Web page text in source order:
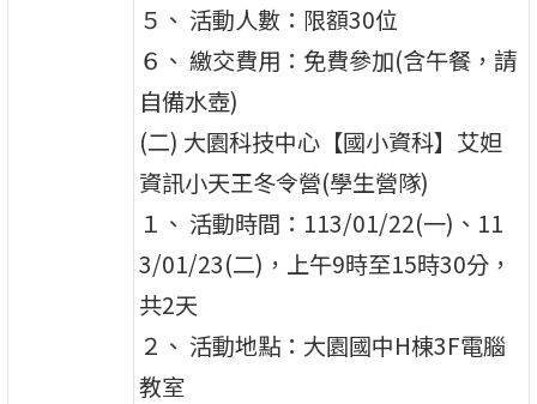
５、 活動人數：限額30位
６、 繳交費用：免費參加(含午餐，請
自備水壺)
(二) 大園科技中心【國小資科】艾妲
資訊小天王冬令營(學生營隊)
１、 活動時間：113/01/22(一)、11
3/01/23(二)，上午9時至15時30分，
共2天
２、 活動地點：大園國中H棟3F電腦
教室